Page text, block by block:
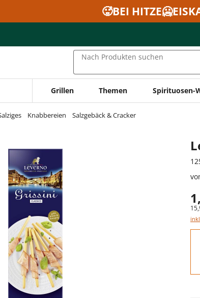
🥵BEI
Nach Produkten suchen
Grillen Themen Spirituosen-
Knabbereien Salzgebäck & Cracker